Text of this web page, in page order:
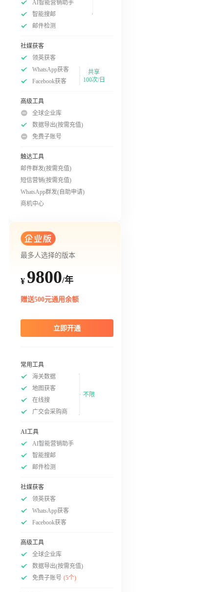
AI智能营销助手
智能搜邮
邮件检测
社媒获客
领英获客
WhatsApp获客
Facebook获客
共享
100次/日
高级工具
全球企业库
数据导出(按需充值)
免费子账号
触达工具
邮件群发(按需充值)
短信营销(按需充值)
WhatsApp群发(自助申请)
商机中心
最多人选择的版本
¥ 9800/年
赠送500元通用余额
立即开通
常用工具
海关数据
地图获客
在线搜
广交会采购商
不限
AI工具
AI智能营销助手
智能搜邮
邮件检测
社媒获客
领英获客
WhatsApp获客
Facebook获客
高级工具
全球企业库
数据导出(按需充值)
免费子账号 (5个)